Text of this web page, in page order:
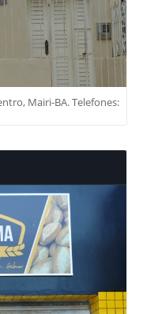
Mairi-BA. Telefones: